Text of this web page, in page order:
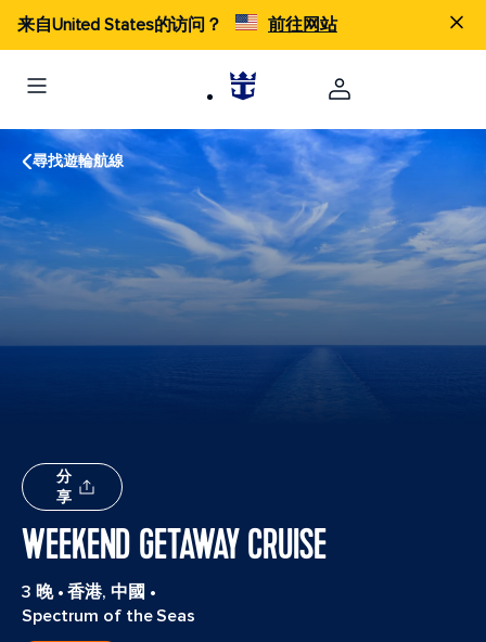
来自United States的访问？ 前往网站
尋找遊輪航線
分
享
WEEKEND GETAWAY CRUISE
3 晚•香港, 中國 •
Spectrum of the Seas